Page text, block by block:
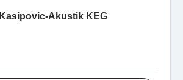
Kasipovic-Akustik KEG